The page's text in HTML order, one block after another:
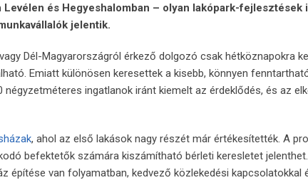
és Hegyeshalomban – olyan lakópark-fejlesztések
jelentik.
Dél-Magyarországról érkező dolgozó csak hétköznapokra
Emiatt különösen keresettek a kisebb, könnyen
ingatlanok iránt kiemelt az érdeklődés, és az
, ahol az első lakások nagy részét már értékesítették. A
befektetők számára kiszámítható bérleti keresletet
építése van folyamatban, kedvező közlekedési kapcsolatokkal